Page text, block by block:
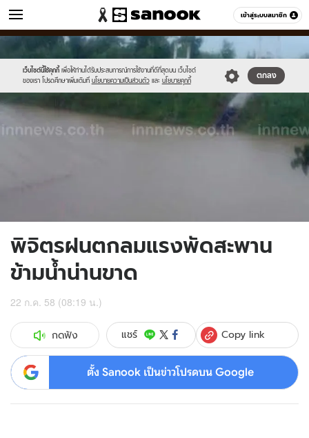
เข้าสู่ระบบสมาชิก
ข่าว หมวดอื่นๆ
เว็บไซต์นี้ใช้คุกกี้ เพื่อให้ท่านได้รับประสบการณ์การใช้งานที่ดีที่สุดบน เว็บไซต์
ของเรา โปรดศึกษาเพิ่มเติมที่ นโยบายความเป็นส่วนตัว และ นโยบายคุกกี้
ตกลง
Sanook
//s.isanook.com/sr/0/images/logo-
new-
sanook.png
600
60
//s.isanook.com/ns/0/ud/366/1834342/633646-
01.jpg
พิจิตรฝนตกลมแรงพัดสะพาน
ข้ามน้ำน่านขาด
22 ก.ค. 58 (08:19 น.)
กดฟัง แชร์ Copy link
ตั้ง Sanook เป็นข่าวโปรดบน Google